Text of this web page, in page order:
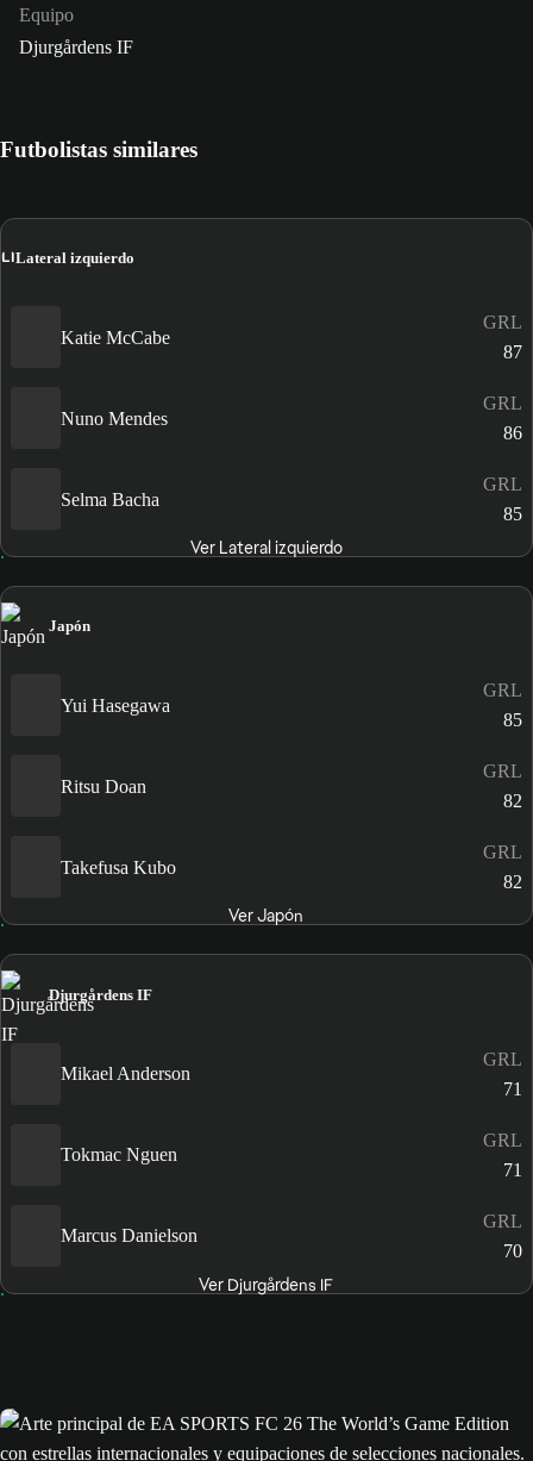
Equipo
Djurgårdens IF
Futbolistas similares
LILateral izquierdo
Katie McCabe
GRL
87
Nuno Mendes
GRL
86
Selma Bacha
GRL
85
Ver Lateral izquierdo
Japón
Yui Hasegawa
GRL
85
Ritsu Doan
GRL
82
Takefusa Kubo
GRL
82
Ver Japón
Djurgårdens IF
Mikael Anderson
GRL
71
Tokmac Nguen
GRL
71
Marcus Danielson
GRL
70
Ver Djurgårdens IF